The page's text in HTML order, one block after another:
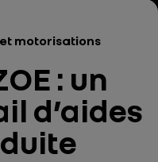
motorisations
: un
d’aides